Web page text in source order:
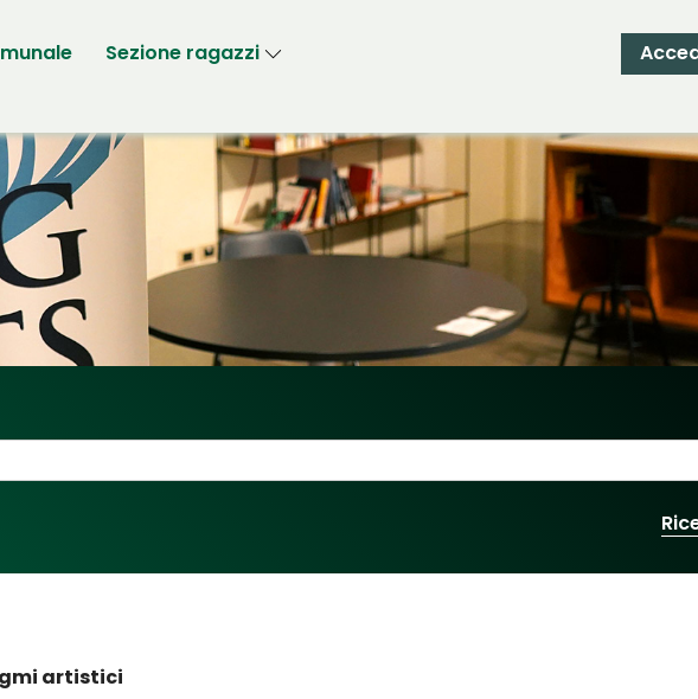
Sezione ragazzi
artistici